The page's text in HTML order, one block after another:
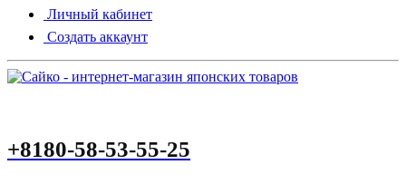
Личный кабинет
Создать аккаунт
+8180-58-53-55-25